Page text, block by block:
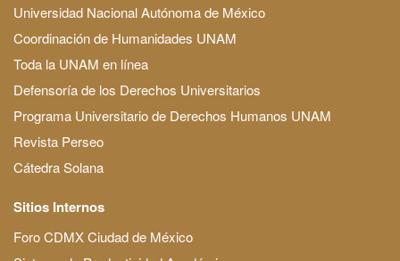
Universidad Nacional Autónoma de México
Coordinación de Humanidades UNAM
Toda la UNAM en línea
Defensoría de los Derechos Universitarios
Programa Universitario de Derechos Humanos UNAM
Revista Perseo
Cátedra Solana
Sitios Internos
Foro CDMX Ciudad de México